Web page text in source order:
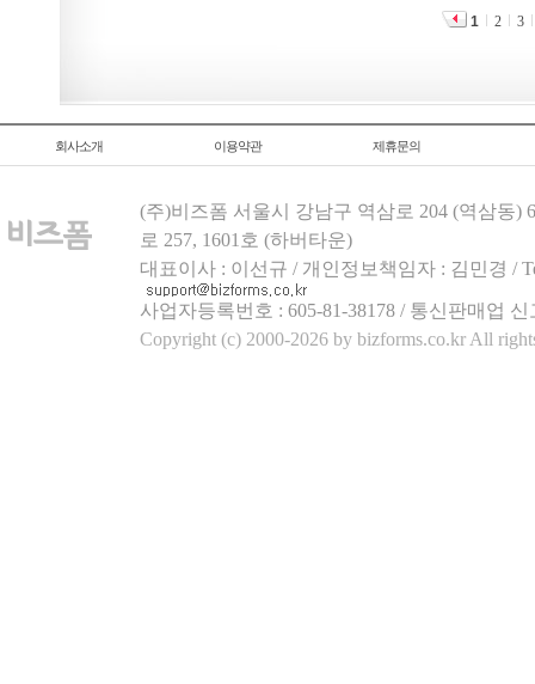
1 2 3
회사소개 이용약관 제휴문의
(주)비즈폼 서울시 강남구 역삼로 204 (역삼동)
로 257, 1601호 (하버타운)
대표이사 : 이선규 / 개인정보책임자 : 김민경 /
사업자등록번호 : 605-81-38178 / 통신판매업
Copyright (c) 2000-2026 by bizforms.co.kr All